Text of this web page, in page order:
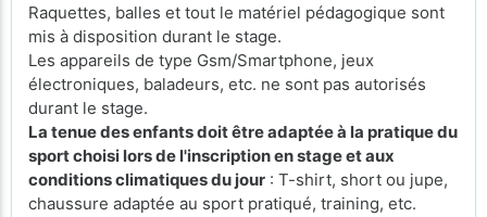
Raquettes, balles et tout le matériel pédagogique sont
mis à disposition durant le stage.
Les appareils de type Gsm/Smartphone, jeux
électroniques, baladeurs, etc. ne sont pas autorisés
durant le stage.
La tenue des enfants doit être adaptée à la pratique du
sport choisi lors de l'inscription en stage et aux
conditions climatiques du jour : T-shirt, short ou jupe,
chaussure adaptée au sport pratiqué, training, etc.